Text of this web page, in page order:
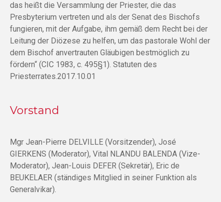
das heißt die Versammlung der Priester, die das
Presbyterium vertreten und als der Senat des Bischofs
fungieren, mit der Aufgabe, ihm gemäß dem Recht bei der
Leitung der Diözese zu helfen, um das pastorale Wohl der
dem Bischof anvertrauten Gläubigen bestmöglich zu
fördern“ (CIC 1983, c. 495§1). Statuten des
Priesterrates.2017.10.01
Vorstand
Mgr Jean-Pierre DELVILLE (Vorsitzender), José
GIERKENS (Moderator), Vital NLANDU BALENDA (Vize-
Moderator), Jean-Louis DEFER (Sekretär), Eric de
BEUKELAER (ständiges Mitglied in seiner Funktion als
Generalvikar).